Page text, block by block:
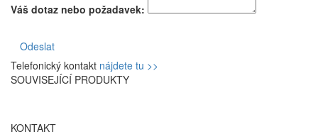
Váš dotaz nebo požadavek:
Odeslat
Telefonický kontakt nájdete tu >>
SOUVISEJÍCÍ PRODUKTY
KONTAKT